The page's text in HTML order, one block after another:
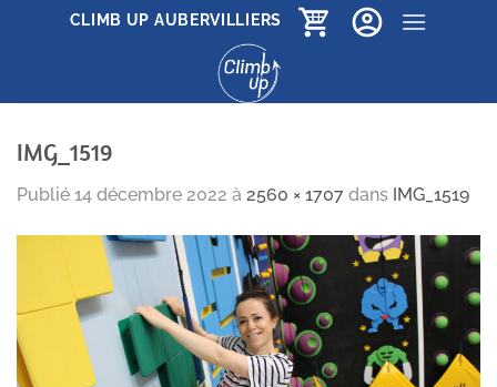
CLIMB UP AUBERVILLIERS
IMG_1519
Publié 14 décembre 2022 à 2560 × 1707 dans IMG_1519